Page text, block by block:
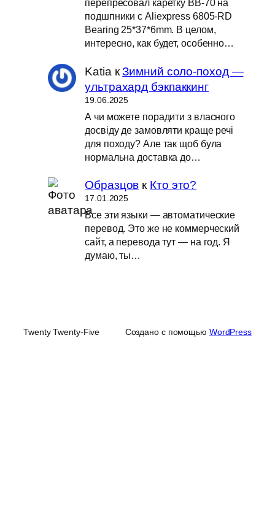
перепресовал каретку BB-70 на
подшпники с Aliexpress 6805-RD
Bearing 25*37*6mm. В целом,
интересно, как будет, особенно…
Katia кЗимний соло-поход —
ультрахард бэкпаккинг
19.06.2025
А чи можете порадити з власного
досвіду де замовляти краще речі
для походу? Але так щоб була
нормальна доставка до…
Образцов к Кто это?
17.01.2025
Все эти языки — автоматические
перевод. Это же не коммерческий
сайт, а перевода тут — на год. Я
думаю, ты…
Twenty Twenty-Five Создано с помощью WordPress